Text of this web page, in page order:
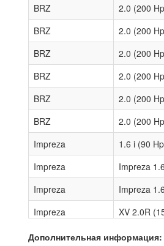
BRZ
2.0 (200
BRZ
2.0 (200
BRZ
2.0 (200
BRZ
2.0 (200
BRZ
2.0 (200
BRZ
2.0 (200
Impreza
1.6 i (90
Impreza
Impreza
Impreza
Impreza
Impreza
XV 2.0R
Дополнительная информация: